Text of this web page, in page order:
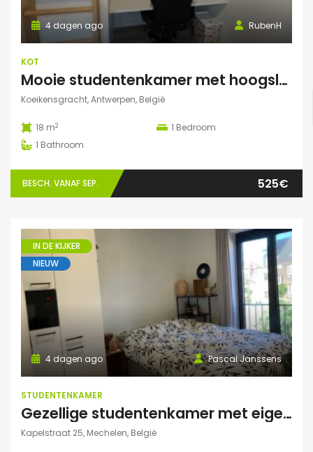
RubenH
4 dagen ago
KOT
Mooie studentenkamer met hoogslaper en grote gemeenschappelijke ruimte/terras in Campus Eilandje
Koeikensgracht, Antwerpen, België
18 m2 1 Bedroom
1 Bathroom
BESCH. VANAF SEP. 525€
IN DE KIJKER
NIEUW
Pascal Janssens
4 dagen ago
STUDENTENKAMER
Gezellige studentenkamer met eigen badkamer in Mechelen
Kapelstraat 25, Mechelen, België